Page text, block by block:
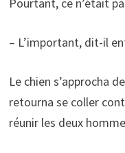
Pourtant, ce n’était
– L’important, dit-il
Le chien s’approcha
retourna se coller
réunir les deux